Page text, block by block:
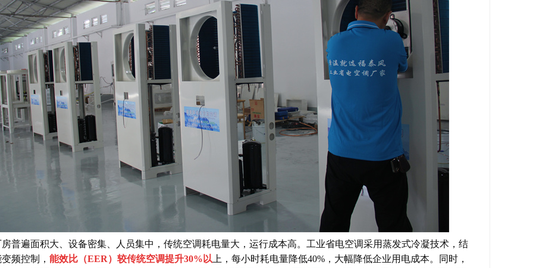
普遍面积大、设备密集、人员集中，传统空调耗电量大，运行成本高。工业省电空调采用蒸发式冷凝技术，结
频控制， 能效比（EER）较传统空调提升30%以 上，每小时耗电量降低40%，大幅降低企业用电成本。同时，